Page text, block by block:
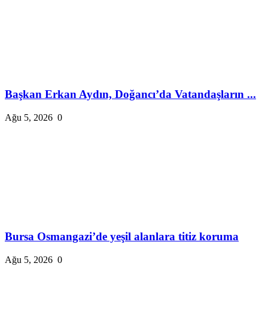
Başkan Erkan Aydın, Doğancı’da Vatandaşların ...
Ağu 5, 2026 0
Bursa Osmangazi’de yeşil alanlara titiz koruma
Ağu 5, 2026 0